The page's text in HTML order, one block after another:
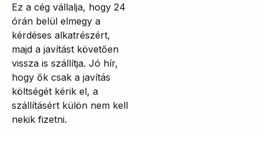
Ez a cég vállalja, hogy 24
órán belül elmegy a
kérdéses alkatrészért,
majd a javítást követően
vissza is szállítja. Jó hír,
hogy ők csak a javítás
költségét kérik el, a
szállításért külön nem kell
nekik fizetni.